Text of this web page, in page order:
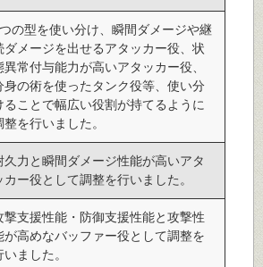
の型を使い分け、瞬間ダメージや継
ダメージを出せるアタッカー役、状
異常付与能力が高いアタッカー役、
身の術を使ったタンク役等、使い分
ることで幅広い役割が持てるように
整を行いました。
久力と瞬間ダメージ性能が高いアタ
カー役として調整を行いました。
撃支援性能・防御支援性能と攻撃性
が高めなバッファー役として調整を
いました。